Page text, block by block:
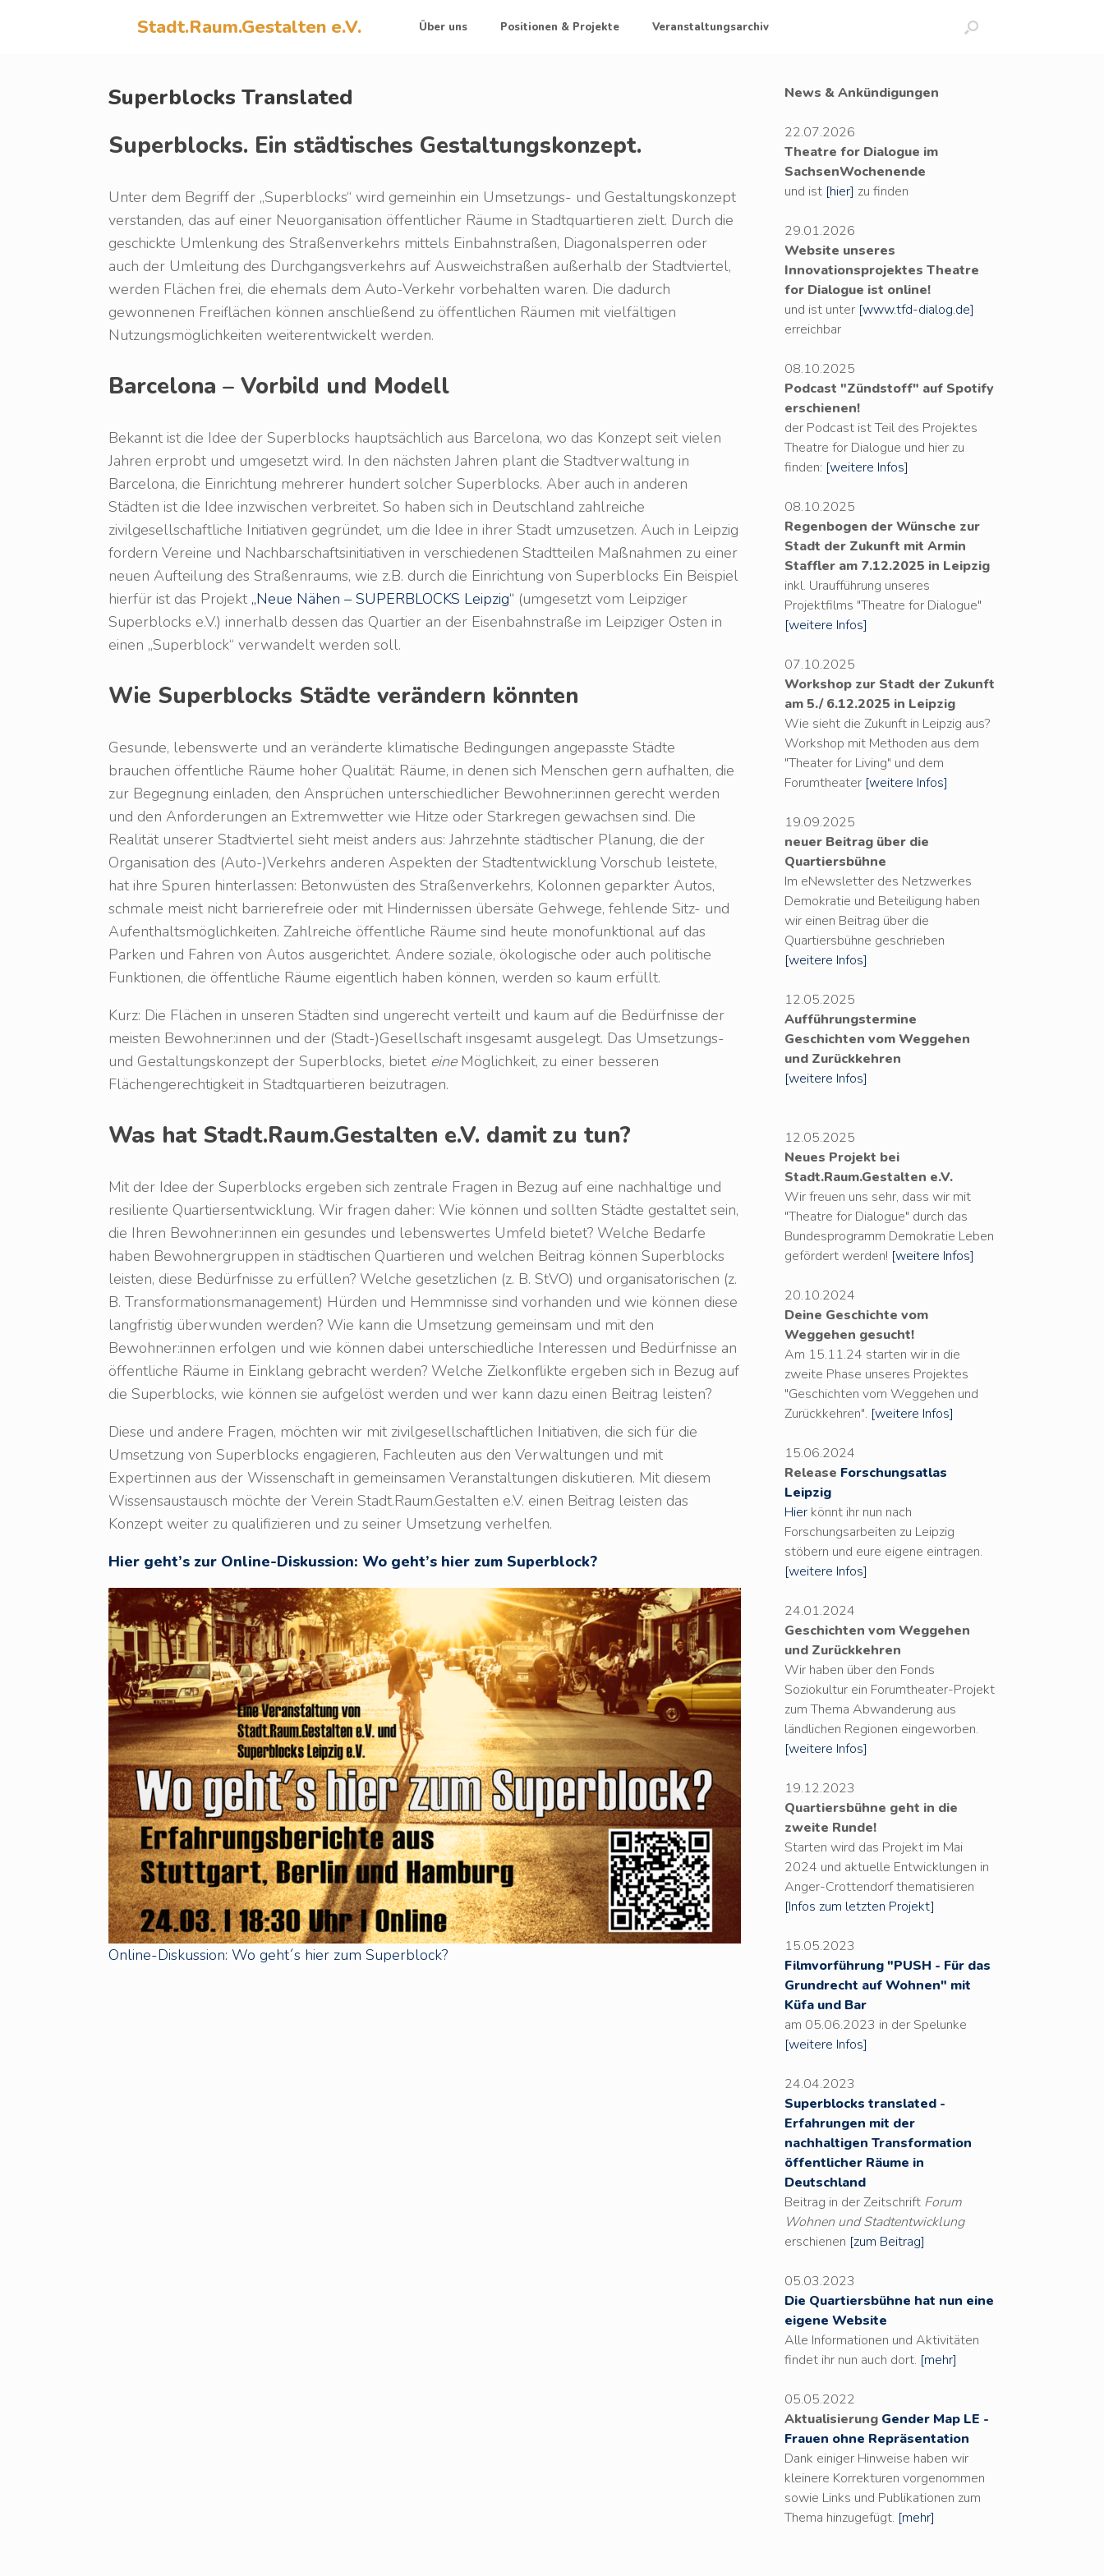
Stadt.Raum.Gestalten e.V. Über uns Positionen & Projekte Veranstaltungsarchiv
Superblocks Translated
Superblocks. Ein städtisches Gestaltungskonzept.
Unter dem Begriff der „Superblocks“ wird gemeinhin ein Umsetzungs- und Gestaltungskonzept
verstanden, das auf einer Neuorganisation öffentlicher Räume in Stadtquartieren zielt. Durch die
geschickte Umlenkung des Straßenverkehrs mittels Einbahnstraßen, Diagonalsperren oder
auch der Umleitung des Durchgangsverkehrs auf Ausweichstraßen außerhalb der Stadtviertel,
werden Flächen frei, die ehemals dem Auto-Verkehr vorbehalten waren. Die dadurch
gewonnenen Freiflächen können anschließend zu öffentlichen Räumen mit vielfältigen
Nutzungsmöglichkeiten weiterentwickelt werden.
Barcelona – Vorbild und Modell
Bekannt ist die Idee der Superblocks hauptsächlich aus Barcelona, wo das Konzept seit vielen
Jahren erprobt und umgesetzt wird. In den nächsten Jahren plant die Stadtverwaltung in
Barcelona, die Einrichtung mehrerer hundert solcher Superblocks. Aber auch in anderen
Städten ist die Idee inzwischen verbreitet. So haben sich in Deutschland zahlreiche
zivilgesellschaftliche Initiativen gegründet, um die Idee in ihrer Stadt umzusetzen. Auch in Leipzig
fordern Vereine und Nachbarschaftsinitiativen in verschiedenen Stadtteilen Maßnahmen zu einer
neuen Aufteilung des Straßenraums, wie z.B. durch die Einrichtung von Superblocks Ein Beispiel
hierfür ist das Projekt „Neue Nähen – SUPERBLOCKS Leipzig“ (umgesetzt vom Leipziger
Superblocks e.V.) innerhalb dessen das Quartier an der Eisenbahnstraße im Leipziger Osten in
einen „Superblock“ verwandelt werden soll.
Wie Superblocks Städte verändern könnten
Gesunde, lebenswerte und an veränderte klimatische Bedingungen angepasste Städte
brauchen öffentliche Räume hoher Qualität: Räume, in denen sich Menschen gern aufhalten, die
zur Begegnung einladen, den Ansprüchen unterschiedlicher Bewohner:innen gerecht werden
und den Anforderungen an Extremwetter wie Hitze oder Starkregen gewachsen sind. Die
Realität unserer Stadtviertel sieht meist anders aus: Jahrzehnte städtischer Planung, die der
Organisation des (Auto-)Verkehrs anderen Aspekten der Stadtentwicklung Vorschub leistete,
hat ihre Spuren hinterlassen: Betonwüsten des Straßenverkehrs, Kolonnen geparkter Autos,
schmale meist nicht barrierefreie oder mit Hindernissen übersäte Gehwege, fehlende Sitz- und
Aufenthaltsmöglichkeiten. Zahlreiche öffentliche Räume sind heute monofunktional auf das
Parken und Fahren von Autos ausgerichtet. Andere soziale, ökologische oder auch politische
Funktionen, die öffentliche Räume eigentlich haben können, werden so kaum erfüllt.
Kurz: Die Flächen in unseren Städten sind ungerecht verteilt und kaum auf die Bedürfnisse der
meisten Bewohner:innen und der (Stadt-)Gesellschaft insgesamt ausgelegt. Das Umsetzungs-
und Gestaltungskonzept der Superblocks, bietet eine Möglichkeit, zu einer besseren
Flächengerechtigkeit in Stadtquartieren beizutragen.
Was hat Stadt.Raum.Gestalten e.V. damit zu tun?
Mit der Idee der Superblocks ergeben sich zentrale Fragen in Bezug auf eine nachhaltige und
resiliente Quartiersentwicklung. Wir fragen daher: Wie können und sollten Städte gestaltet sein,
die Ihren Bewohner:innen ein gesundes und lebenswertes Umfeld bietet? Welche Bedarfe
haben Bewohnergruppen in städtischen Quartieren und welchen Beitrag können Superblocks
leisten, diese Bedürfnisse zu erfüllen? Welche gesetzlichen (z. B. StVO) und organisatorischen (z.
B. Transformationsmanagement) Hürden und Hemmnisse sind vorhanden und wie können diese
langfristig überwunden werden? Wie kann die Umsetzung gemeinsam und mit den
Bewohner:innen erfolgen und wie können dabei unterschiedliche Interessen und Bedürfnisse an
öffentliche Räume in Einklang gebracht werden? Welche Zielkonflikte ergeben sich in Bezug auf
die Superblocks, wie können sie aufgelöst werden und wer kann dazu einen Beitrag leisten?
Diese und andere Fragen, möchten wir mit zivilgesellschaftlichen Initiativen, die sich für die
Umsetzung von Superblocks engagieren, Fachleuten aus den Verwaltungen und mit
Expert:innen aus der Wissenschaft in gemeinsamen Veranstaltungen diskutieren. Mit diesem
Wissensaustausch möchte der Verein Stadt.Raum.Gestalten e.V. einen Beitrag leisten das
Konzept weiter zu qualifizieren und zu seiner Umsetzung verhelfen.
Hier geht’s zur Online-Diskussion: Wo geht’s hier zum Superblock?
Online-Diskussion: Wo geht´s hier zum Superblock?
News & Ankündigungen
22.07.2026
Theatre for Dialogue im
SachsenWochenende
und ist [hier] zu finden
29.01.2026
Website unseres
Innovationsprojektes Theatre
for Dialogue ist online!
und ist unter [www.tfd-dialog.de]
erreichbar
08.10.2025
Podcast "Zündstoff" auf Spotify
erschienen!
der Podcast ist Teil des Projektes
Theatre for Dialogue und hier zu
finden: [weitere Infos]
08.10.2025
Regenbogen der Wünsche zur
Stadt der Zukunft mit Armin
Staffler am 7.12.2025 in Leipzig
inkl. Uraufführung unseres
Projektfilms "Theatre for Dialogue"
[weitere Infos]
07.10.2025
Workshop zur Stadt der Zukunft
am 5./ 6.12.2025 in Leipzig
Wie sieht die Zukunft in Leipzig aus?
Workshop mit Methoden aus dem
"Theater for Living" und dem
Forumtheater [weitere Infos]
19.09.2025
neuer Beitrag über die
Quartiersbühne
Im eNewsletter des Netzwerkes
Demokratie und Beteiligung haben
wir einen Beitrag über die
Quartiersbühne geschrieben
[weitere Infos]
12.05.2025
Aufführungstermine
Geschichten vom Weggehen
und Zurückkehren
[weitere Infos]
12.05.2025
Neues Projekt bei
Stadt.Raum.Gestalten e.V.
Wir freuen uns sehr, dass wir mit
"Theatre for Dialogue" durch das
Bundesprogramm Demokratie Leben
gefördert werden! [weitere Infos]
20.10.2024
Deine Geschichte vom
Weggehen gesucht!
Am 15.11.24 starten wir in die
zweite Phase unseres Projektes
"Geschichten vom Weggehen und
Zurückkehren". [weitere Infos]
15.06.2024
Release Forschungsatlas
Leipzig
Hier könnt ihr nun nach
Forschungsarbeiten zu Leipzig
stöbern und eure eigene eintragen.
[weitere Infos]
24.01.2024
Geschichten vom Weggehen
und Zurückkehren
Wir haben über den Fonds
Soziokultur ein Forumtheater-Projekt
zum Thema Abwanderung aus
ländlichen Regionen eingeworben.
[weitere Infos]
19.12.2023
Quartiersbühne geht in die
zweite Runde!
Starten wird das Projekt im Mai
2024 und aktuelle Entwicklungen in
Anger-Crottendorf thematisieren
[Infos zum letzten Projekt]
15.05.2023
Filmvorführung "PUSH - Für das
Grundrecht auf Wohnen" mit
Küfa und Bar
am 05.06.2023 in der Spelunke
[weitere Infos]
24.04.2023
Superblocks translated -
Erfahrungen mit der
nachhaltigen Transformation
öffentlicher Räume in
Deutschland
Beitrag in der Zeitschrift Forum
Wohnen und Stadtentwicklung
erschienen [zum Beitrag]
05.03.2023
Die Quartiersbühne hat nun eine
eigene Website
Alle Informationen und Aktivitäten
findet ihr nun auch dort. [mehr]
05.05.2022
Aktualisierung Gender Map LE -
Frauen ohne Repräsentation
Dank einiger Hinweise haben wir
kleinere Korrekturen vorgenommen
sowie Links und Publikationen zum
Thema hinzugefügt. [mehr]